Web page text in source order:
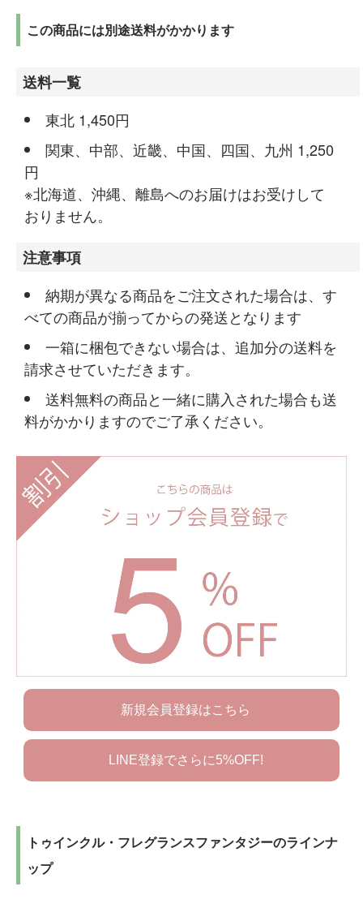
この商品には別途送料がかかります
送料一覧
東北 1,450円
関東、中部、近畿、中国、四国、九州 1,250
円
※北海道、沖縄、離島へのお届けはお受けして
おりません。
注意事項
納期が異なる商品をご注文された場合は、す
べての商品が揃ってからの発送となります
一箱に梱包できない場合は、追加分の送料を
請求させていただきます。
送料無料の商品と一緒に購入された場合も送
料がかかりますのでご了承ください。
新規会員登録はこちら
LINE登録でさらに5%OFF!
トゥインクル・フレグランスファンタジーのラインナ
ップ